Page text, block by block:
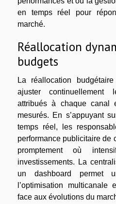
en temps réel pour
marché.
Réallocation
budgets
La réallocation
ajuster continuellement
attribués à chaque canal
mesurés. En s’appuyant
temps réel, les
performance publicitaire de
promptement où
investissements. La
un dashboard permet
l’optimisation
face aux évolutions du